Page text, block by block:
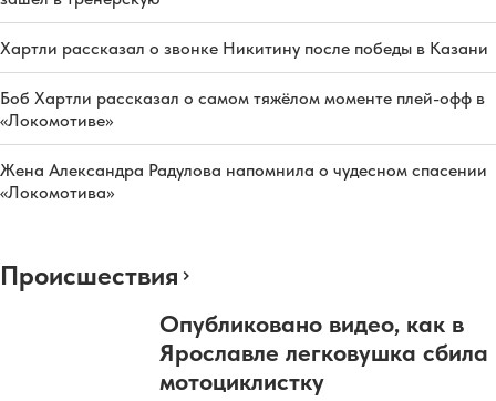
Хартли рассказал о звонке Никитину после победы в Казани
Боб Хартли рассказал о самом тяжёлом моменте плей-офф в
«Локомотиве»
Жена Александра Радулова напомнила о чудесном спасении
«Локомотива»
Происшествия
Опубликовано видео, как в
Ярославле легковушка сбила
мотоциклистку